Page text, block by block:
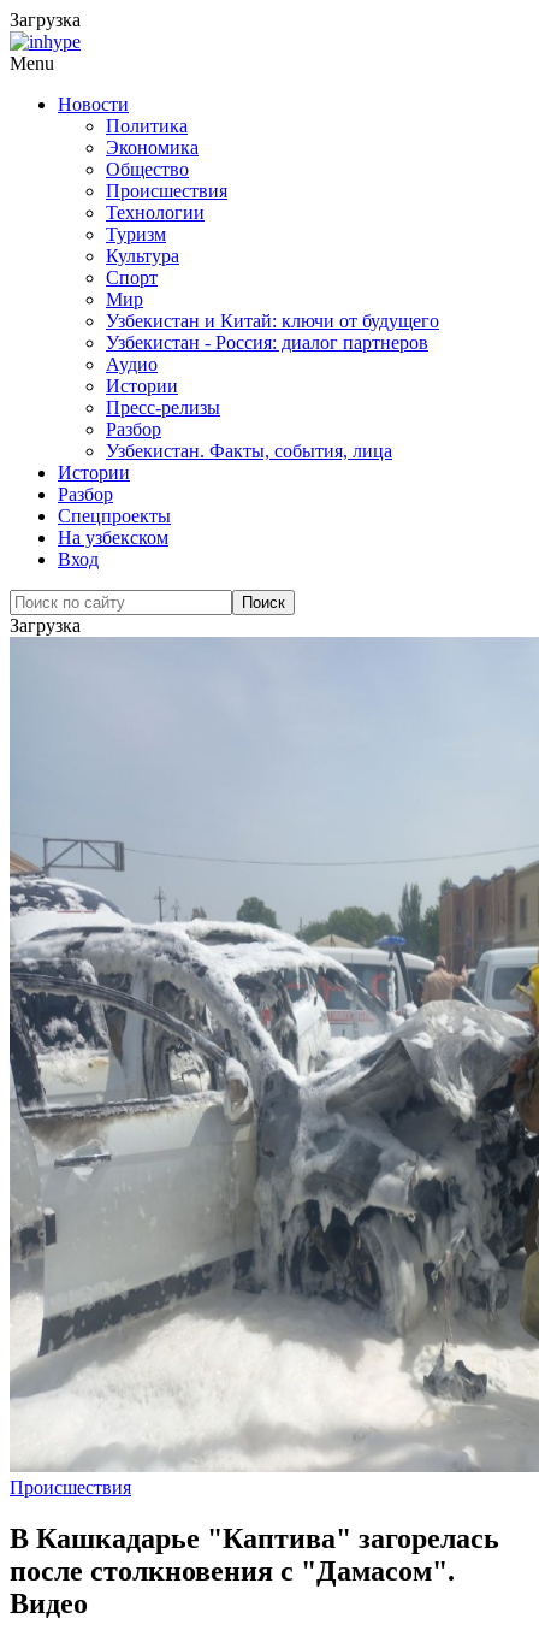
Загрузка
Menu
Новости
Политика
Экономика
Общество
Происшествия
Технологии
Туризм
Культура
Спорт
Мир
Узбекистан и Китай: ключи от будущего
Узбекистан - Россия: диалог партнеров
Аудио
Истории
Пресс-релизы
Разбор
Узбекистан. Факты, события, лица
Истории
Разбор
Спецпроекты
На узбекском
Вход
Загрузка
Происшествия
В Кашкадарье "Каптива" загорелась
после столкновения с "Дамасом".
Видео